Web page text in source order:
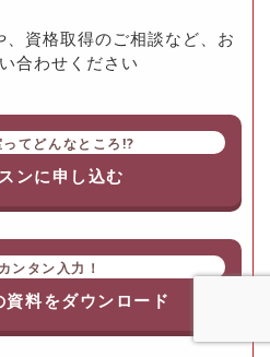
資格取得のご相談など、お
合わせください
てどんなところ!?
ンに申し込む
ンタン入力！
料をダウンロード